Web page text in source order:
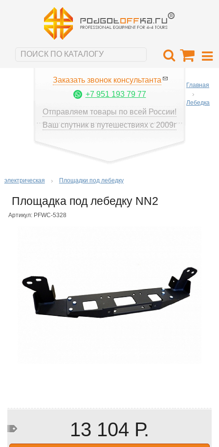
Заказать звонок консультанта
+7 951 193 79 77
Отправляем товары по всей России!
Ваш спутник в путешествиях с 2009г
Главная
Лебедка
электрическая Площадки под лебедку
Площадка под лебедку NN2
Артикул: PFWC-5328
13 104 Р.